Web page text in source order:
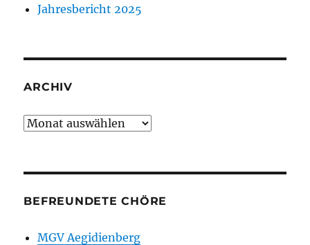
Jahresbericht 2025
ARCHIV
Archiv
BEFREUNDETE CHÖRE
MGV Aegidienberg